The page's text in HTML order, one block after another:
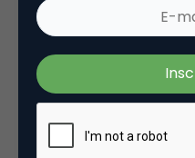
Volksbank?
De bank die een bank
campagne om ons…